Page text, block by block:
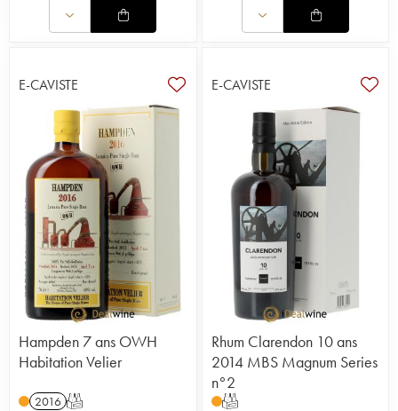
E-CAVISTE
Hampden 7 ans OWH
Habitation Velier
2016 T
E-CAVISTE
Rhum Clarendon 10 ans
2014 MBS Magnum Series
n°2
T